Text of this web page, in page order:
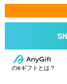
のeギフトとは？